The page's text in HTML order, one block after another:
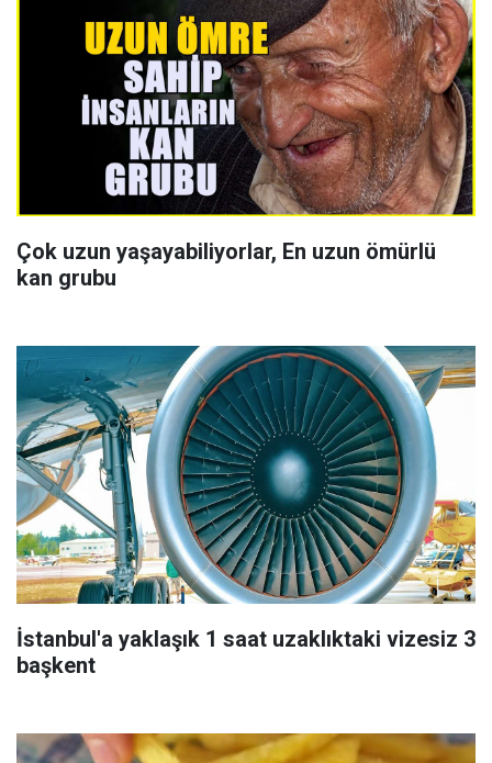
Çok uzun yaşayabiliyorlar, En uzun ömürlü
kan grubu
İstanbul'a yaklaşık 1 saat uzaklıktaki vizesiz 3
başkent